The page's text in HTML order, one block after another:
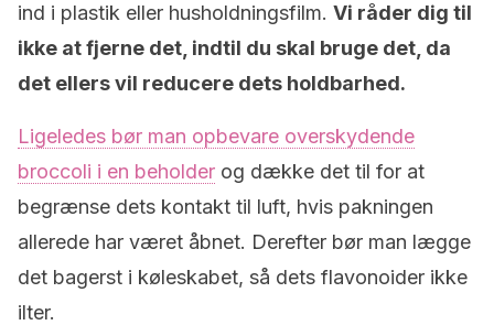
ind i plastik eller husholdningsfilm. Vi råder dig til
ikke at fjerne det, indtil du skal bruge det, da
det ellers vil reducere dets holdbarhed.
Ligeledes bør man opbevare overskydende
broccoli i en beholder og dække det til for at
begrænse dets kontakt til luft, hvis pakningen
allerede har været åbnet. Derefter bør man lægge
det bagerst i køleskabet, så dets flavonoider ikke
ilter.